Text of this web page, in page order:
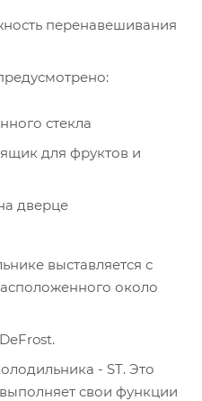
перенавешивания
стекла
для фруктов и
дверце
выставляется с
около
- ST. Это
свои функции